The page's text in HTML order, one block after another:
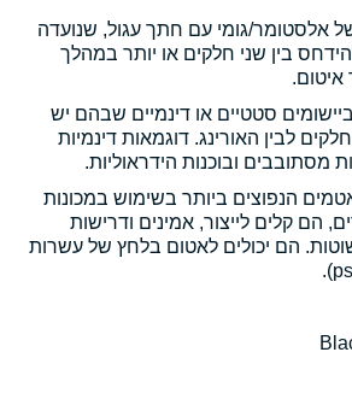
אלסטומר/גומי עם חתך עגול, שנועדה
בין שני חלקים או יותר במהלך
איטום.
סטטיים או דינמיים שבהם יש
לבין האורינג. דוגמאות דינמיות
מסתובבים ובוכנות הידראוליות.
הנפוצים ביותר בשימוש במכונות
הם קלים לייצור, אמינים ודרישות
הם יכולים לאטום בלחץ של עשרות